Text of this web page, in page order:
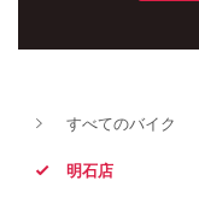
すべてのバイク
明石店